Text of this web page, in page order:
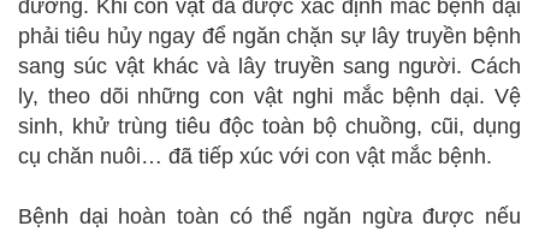
đường. Khi con vật đã được xác định mắc bệnh dại
phải tiêu hủy ngay để ngăn chặn sự lây truyền bệnh
sang súc vật khác và lây truyền sang người. Cách
ly, theo dõi những con vật nghi mắc bệnh dại. Vệ
sinh, khử trùng tiêu độc toàn bộ chuồng, cũi, dụng
cụ chăn nuôi… đã tiếp xúc với con vật mắc bệnh.
Bệnh dại hoàn toàn có thể ngăn ngừa được nếu